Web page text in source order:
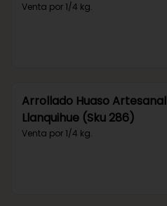
Venta por 1/4 kg.
Arrollado Huaso Artesanal
Llanquihue (Sku 286)
Venta por 1/4 kg.